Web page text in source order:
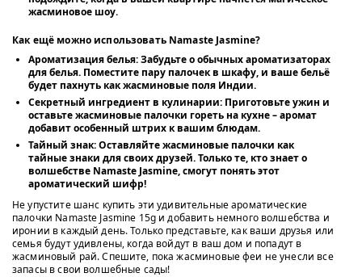
жасминовое шоу.
Как ещё можно использовать Namaste Jasmine?
Ароматизация белья:Забудьте о обычных ароматизаторах
для белья. Поместите пару палочек в шкафу, и ваше бельё
будет пахнуть как жасминовые поля Индии.
Секретный ингредиент в кулинарии: Приготовьте ужин и
оставьте жасминовые палочки гореть на кухне – аромат
добавит особенный штрих к вашим блюдам.
Тайный знак:Оставляйте жасминовые палочки как
тайные знаки для своих друзей. Только те, кто знает о
волшебстве Namaste Jasmine, смогут понять этот
ароматический шифр!
Не упустите шанс купить эти удивительные ароматические
палочки Namaste Jasmine 15g и добавить немного волшебства и
иронии в каждый день. Только представьте, как ваши друзья или
семья будут удивлены, когда войдут в ваш дом и попадут в
жасминовый рай. Спешите, пока жасминовые феи не унесли все
запасы в свои волшебные сады!